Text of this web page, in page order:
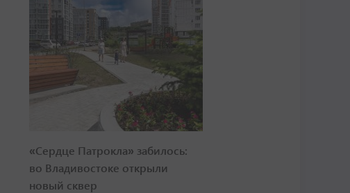
«Сердце Патрокла» забилось:
во Владивостоке открыли
новый сквер